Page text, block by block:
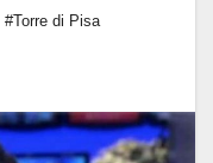
#Torre di Pisa